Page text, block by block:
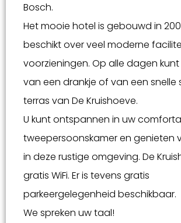
Bosch.
Het mooie hotel is gebouwd in
beschikt over veel moderne
voorzieningen. Op alle dagen
van een drankje of van een snelle
terras van De Kruishoeve.
U kunt ontspannen in uw
tweepersoonskamer en genieten
in deze rustige omgeving. De
gratis WiFi. Er is tevens gratis
parkeergelegenheid beschikbaar.
We spreken uw taal!